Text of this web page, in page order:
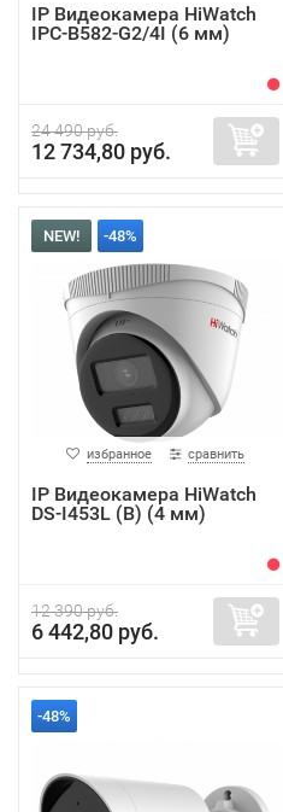
IP Видеокамера HiWatch
IPC-B582-G2/4I (6 мм)
24 490 руб.
12 734,80 руб.
NEW! -48%
избранное сравнить
IP Видеокамера HiWatch
DS-I453L (B) (4 мм)
12 390 руб.
6 442,80 руб.
-48%